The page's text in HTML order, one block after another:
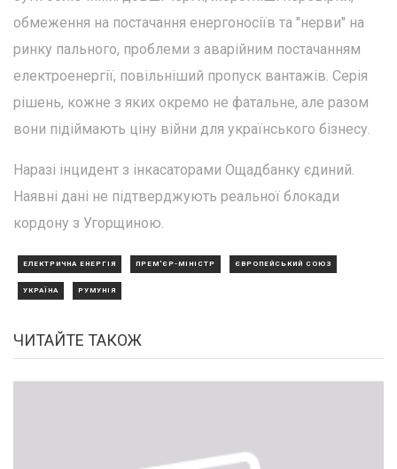
обмеження на постачання енергоносіїв та "нерви" на
ринку пального, проблеми з аварійним постачанням
електроенергії, повільніший пропуск вантажів. Серія
рішень, кожне з яких окремо не фатальне, але разом
вони підіймають ціну війни для українського бізнесу.
Наразі інцидент з інкасаторами Ощадбанку єдиний.
Наявні дані не підтверджують реальної блокади
кордону з Угорщиною.
ЕЛЕКТРИЧНА ЕНЕРГІЯ ПРЕМ'ЄР-МІНІСТР ЄВРОПЕЙСЬКИЙ СОЮЗ
УКРАЇНА РУМУНІЯ
ЧИТАЙТЕ ТАКОЖ